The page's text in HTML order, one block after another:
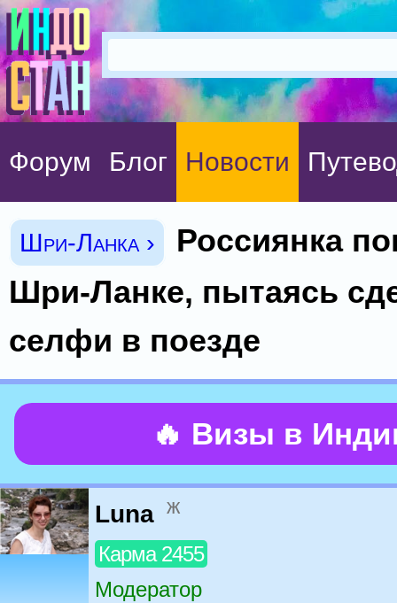
Форум Блог Новости
Шри-Ланка ›
Россиянка
Шри-Ланке, пытаясь
селфи в поезде
🔥 Визы в
Luna ж
Карма 2455
Модератор